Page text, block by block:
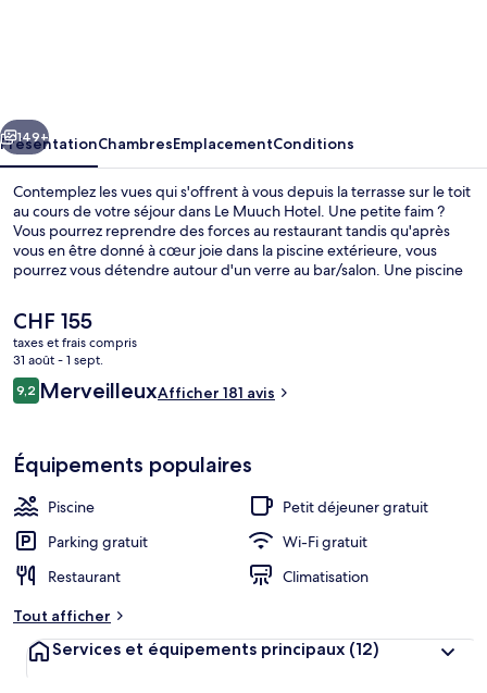
Suivant
149+
PrésentationChambresEmplacementConditions
Contemplez les vues qui s'offrent à vous depuis la terrasse sur le toit
au cours de votre séjour dans Le Muuch Hotel. Une petite faim ?
Vous pourrez reprendre des forces au restaurant tandis qu'après
vous en être donné à cœur joie dans la piscine extérieure, vous
pourrez vous détendre autour d'un verre au bar/salon. Une piscine
parmi les petits plus offerts. Les autres voyageurs ne disent que du
bien en ce qui concerne le personnel attentionné.
Le
prix
actuel
est
de
CHF 155
taxes et frais compris
31 août - 1 sept.
Avis
voyageurs
9,29,2 sur 10
MerveilleuxAfficher 181 avis
Équipements populaires
Piscine
Petit déjeuner gratuit
Parking gratuit
Wi-Fi gratuit
Restaurant
Climatisation
Tout afficher
Services et équipements principaux (12)